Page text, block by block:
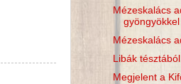
Mézeskalács
gyöngyökkel
Mézeskalács
Libák tésztából
Megjelent a